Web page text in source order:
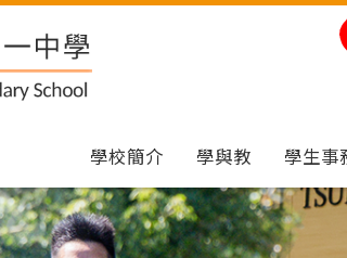
學校簡介 學與教 學生事